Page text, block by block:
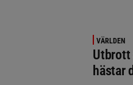
VÄRLDEN
Utbrott
hästar